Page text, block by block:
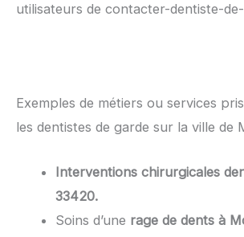
utilisateurs de contacter-dentiste-
Exemples de métiers ou services
les dentistes de garde sur la ville de
Interventions chirurgicales
33420.
Soins d’une rage de dents à